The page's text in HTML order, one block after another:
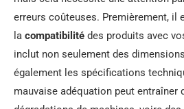
erreurs coûteuses. Premièrement, il
la compatibilité des produits avec
inclut non seulement des
également les spécifications
mauvaise adéquation peut entraîner